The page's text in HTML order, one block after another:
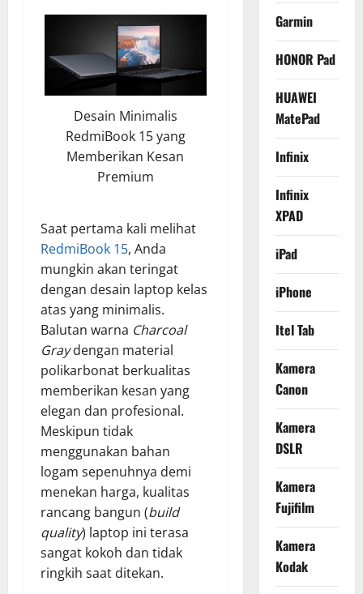
Desain Minimalis
RedmiBook 15 yang
Memberikan Kesan
Premium
Saat pertama kali melihat
RedmiBook 15, Anda
mungkin akan teringat
dengan desain laptop kelas
atas yang minimalis.
Balutan warna Charcoal
Graydengan material
polikarbonat berkualitas
memberikan kesan yang
elegan dan profesional.
Meskipun tidak
menggunakan bahan
logam sepenuhnya demi
menekan harga, kualitas
rancang bangun (build
quality) laptop ini terasa
sangat kokoh dan tidak
ringkih saat ditekan.
Garmin
HONOR Pad
HUAWEI
MatePad
Infinix
Infinix
XPAD
iPad
iPhone
Itel Tab
Kamera
Canon
Kamera
DSLR
Kamera
Fujifilm
Kamera
Kodak